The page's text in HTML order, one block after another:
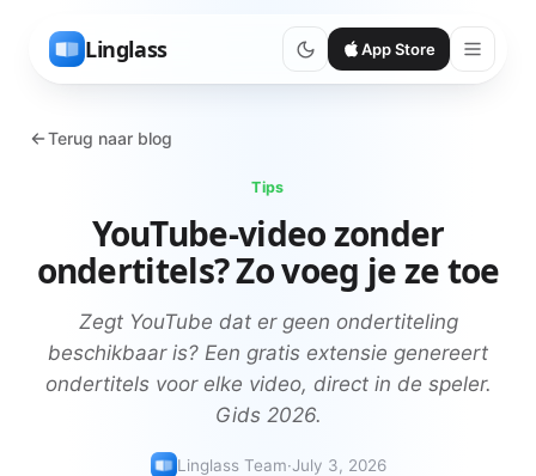
Linglass App Store
Terug naar blog
Tips
YouTube-video zonder
ondertitels? Zo voeg je ze toe
Zegt YouTube dat er geen ondertiteling
beschikbaar is? Een gratis extensie genereert
ondertitels voor elke video, direct in de speler.
Gids 2026.
Linglass Team·July 3, 2026